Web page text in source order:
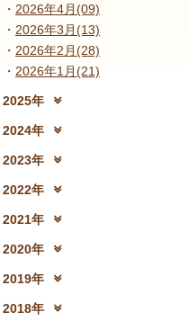
2026年4月(09)
2026年3月(13)
2026年2月(28)
2026年1月(21)
2025年
2025年12月(15)
2024年
2024年12月(18)
2023年
2023年12月(19)
2022年
2022年12月(13)
2021年
2021年12月(08)
2020年
2020年12月(10)
2019年
2019年12月(10)
2018年